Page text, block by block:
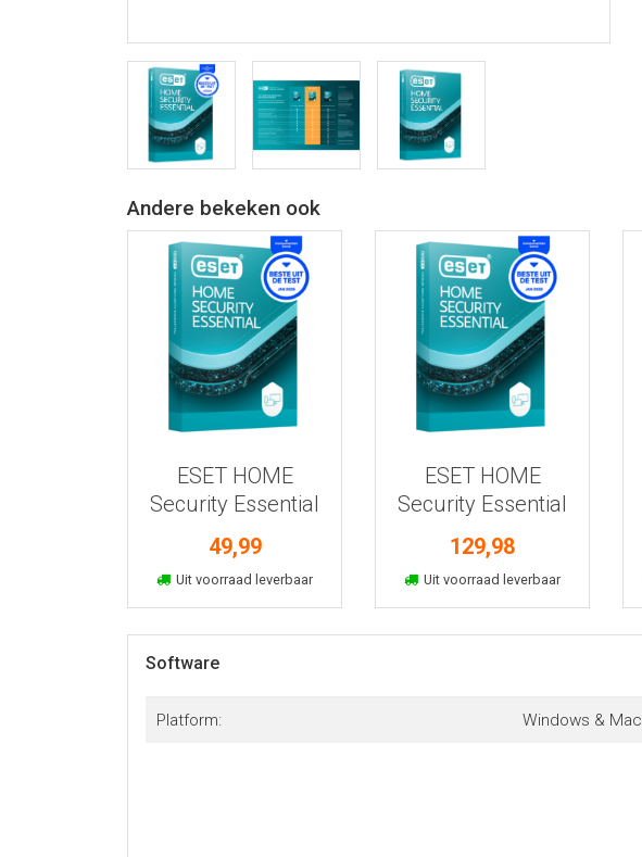
Andere bekeken ook
Bekijk meer informatie
ESET HOME
Security Essential
3u 1 jaar
49,99
Uit voorraad leverbaar
In winkelmand
Bekijk meer informatie
ESET HOME
Security Essential
6u 2 jaar
129,98
Uit voorraad leverbaar
In winkelmand
Software
Platform: Windows & Mac